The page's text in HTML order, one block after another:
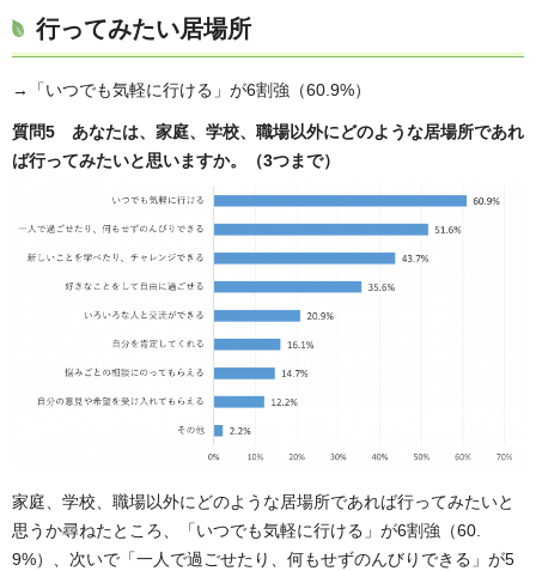
行ってみたい居場所
→「いつでも気軽に行ける」が6割強（60.9%）
質問5 あなたは、家庭、学校、職場以外にどのような居場所であれ
ば行ってみたいと思いますか。（3つまで）
家庭、学校、職場以外にどのような居場所であれば行ってみたいと
思うか尋ねたところ、「いつでも気軽に行ける」が6割強（60.
9%）、次いで「一人で過ごせたり、何もせずのんびりできる」が5